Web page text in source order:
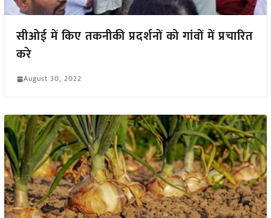
सीओई में किए तकनीकी प्रदर्शनों को गांवों में प्रचारित
करे
August 30, 2022